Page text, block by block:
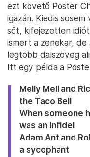
ezt követő Poster
igazán. Kiedis
sőt, kifejezetten
ismert a zenekar,
legtöbb dalszöveg
Itt egy példa a
Melly Mell and
the Taco Bell
When someone
was an infidel
Adam Ant and
a sycophant